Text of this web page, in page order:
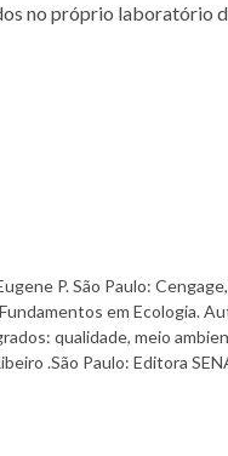
no próprio laboratório
P. São Paulo:
em Ecologia.
qualidade, meio
.São Paulo: Editora